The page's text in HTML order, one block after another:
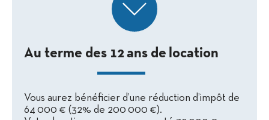
Au terme des 12 ans de location
Vous aurez bénéficier d’une réduction d’impôt de
64 000 € (32% de 200 000 €).